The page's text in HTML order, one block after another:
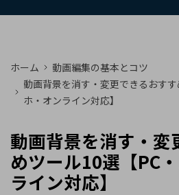
ホーム
動画編集の基本とコツ
動画背景を消す・変更できるおす
ホ・オンライン対応】
動画背景を消す・変
めツール10選【PC
ライン対応】